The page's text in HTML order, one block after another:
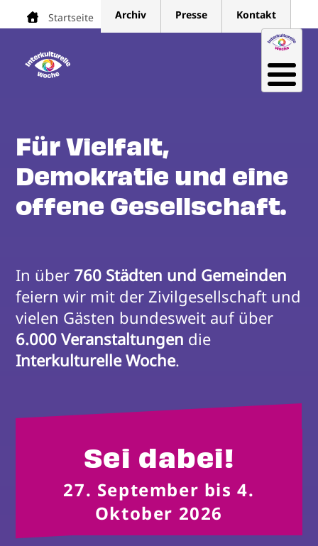
Direkt
Pfadnavigation
Startseite Archiv Presse Kontakt
Für Vielfalt,
Demokratie und eine
offene Gesellschaft.
In über 760 Städten und Gemeinden
feiern wir mit der Zivilgesellschaft und
6.000 Veranstaltungen
Interkulturelle Woche.
Sei dabei!
27. September bis 4.
Oktober 2026